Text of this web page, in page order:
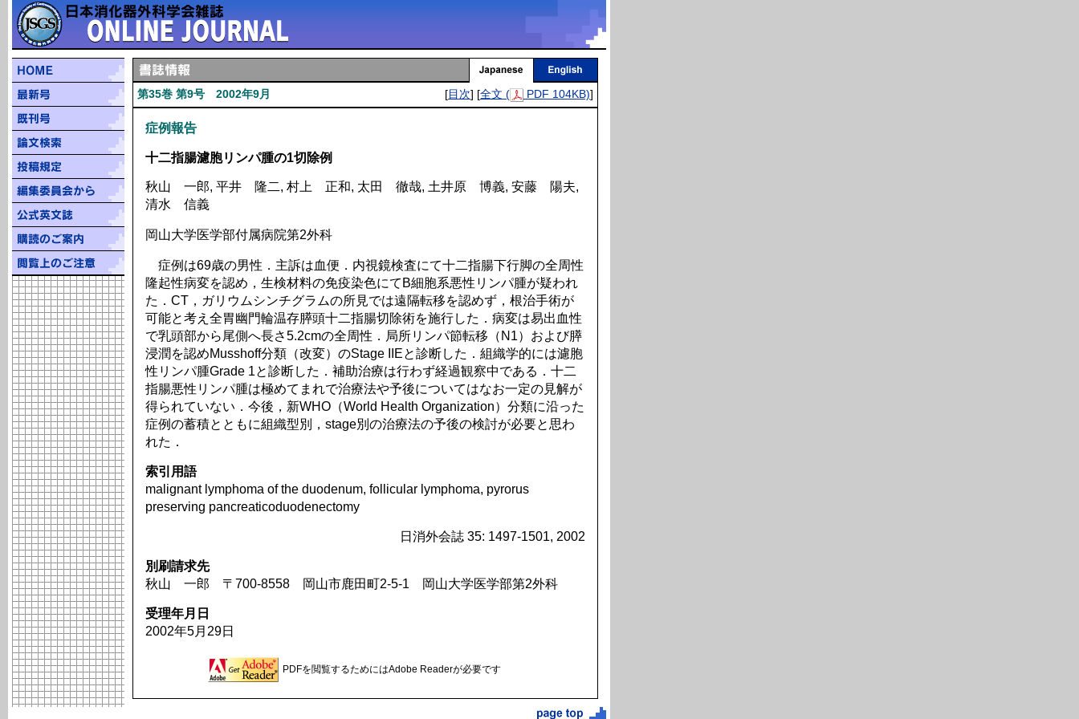
第35巻 第9号 2002年9月 [目次] [全文 ( PDF 104KB)]
症例報告
十二指腸濾胞リンパ腫の1切除例
秋山 一郎, 平井 隆二, 村上 正和, 太田 徹哉, 土井原 博義, 安藤 陽夫,
清水 信義
岡山大学医学部付属病院第2外科
症例は69歳の男性．主訴は血便．内視鏡検査にて十二指腸下行脚の全周性
隆起性病変を認め，生検材料の免疫染色にてB細胞系悪性リンパ腫が疑われ
た．CT，ガリウムシンチグラムの所見では遠隔転移を認めず，根治手術が
可能と考え全胃幽門輪温存膵頭十二指腸切除術を施行した．病変は易出血性
で乳頭部から尾側へ長さ5.2cmの全周性．局所リンパ節転移（N1）および膵
浸潤を認めMusshoff分類（改変）のStage IIEと診断した．組織学的には濾胞
性リンパ腫Grade 1と診断した．補助治療は行わず経過観察中である．十二
指腸悪性リンパ腫は極めてまれで治療法や予後についてはなお一定の見解が
得られていない．今後，新WHO（World Health Organization）分類に沿った
症例の蓄積とともに組織型別，stage別の治療法の予後の検討が必要と思わ
れた．
索引用語
malignant lymphoma of the duodenum, follicular lymphoma, pyrorus
preserving pancreaticoduodenectomy
日消外会誌 35: 1497-1501, 2002
別刷請求先
秋山 一郎 〒700-8558 岡山市鹿田町2-5-1 岡山大学医学部第2外科
受理年月日
2002年5月29日
PDFを閲覧するためにはAdobe Readerが必要です